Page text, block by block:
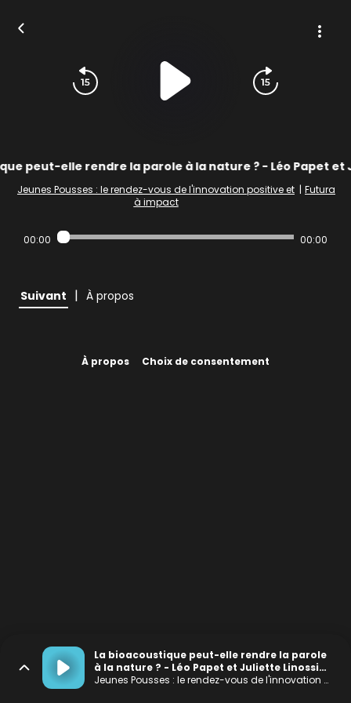
peut-elle rendre la parole à la nature ? - Léo Papet et
Jeunes Pousses : le rendez-vous de l'innovation positive et
à impact
| Futura
00:00 00:00
Suivant | À propos
À propos Choix de consentement
La bioacoustique peut-elle rendre la parole
à la nature ? - Léo Papet et Juliette Linossier
(Biophonia)
Jeunes Pousses : le rendez-vous de l'innovation positive et à impact